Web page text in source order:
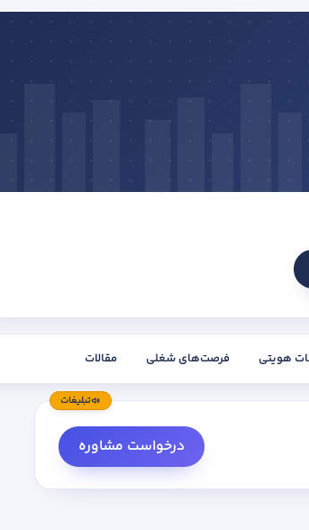
هویتی فرصت‌های شغلی مقالات
تبلیغات
درخواست مشاوره